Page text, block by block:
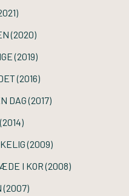
(2020)
(2019)
(2016)
DAG(2017)
(2014)
(2009)
I KOR(2008)
(2007)